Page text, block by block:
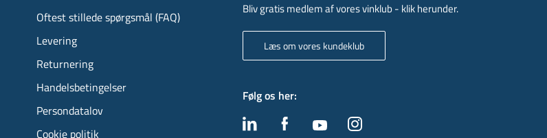
Oftest stillede spørgsmål (FAQ)
Levering
Returnering
Handelsbetingelser
Persondatalov
Cookie politik
Bliv gratis medlem af vores vinklub - klik herunder.
Læs om vores kundeklub
Følg os her: